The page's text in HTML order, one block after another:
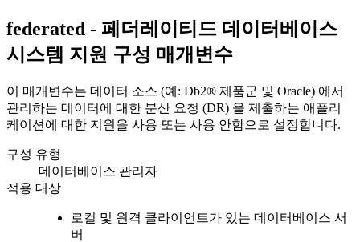
federated - 페더레이티드 데이터베이스
시스템 지원 구성 매개변수
이 매개변수는 데이터 소스 (예: Db2® 제품군 및 Oracle) 에서
관리하는 데이터에 대한 분산 요청 (DR) 을 제출하는 애플리
케이션에 대한 지원을 사용 또는 사용 안함으로 설정합니다.
구성 유형
데이터베이스 관리자
적용 대상
로컬 및 원격 클라이언트가 있는 데이터베이스 서
버